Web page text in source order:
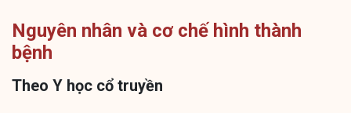
Nguyên nhân và cơ chế hình thành
bệnh
Theo Y học cổ truyền